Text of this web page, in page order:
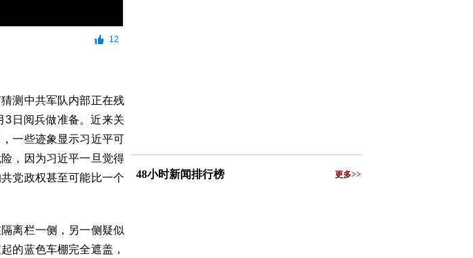
12
测中共军队内部正在残
3日阅兵做准备。近来关
一些迹象显示习近平可
，因为习近平一旦觉得
党政权甚至可能比一个
离栏一侧，另一侧疑似
的蓝色车棚完全遮盖，
48小时新闻排行榜 更多>>